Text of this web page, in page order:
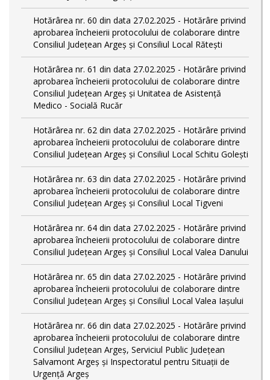
Hotărârea nr. 60 din data 27.02.2025 - Hotărâre privind
aprobarea încheierii protocolului de colaborare dintre
Consiliul Județean Argeș și Consiliul Local Rătești
Hotărârea nr. 61 din data 27.02.2025 - Hotărâre privind
aprobarea încheierii protocolului de colaborare dintre
Consiliul Județean Argeș și Unitatea de Asistență
Medico - Socială Rucăr
Hotărârea nr. 62 din data 27.02.2025 - Hotărâre privind
aprobarea încheierii protocolului de colaborare dintre
Consiliul Județean Argeș și Consiliul Local Schitu Golești
Hotărârea nr. 63 din data 27.02.2025 - Hotărâre privind
aprobarea încheierii protocolului de colaborare dintre
Consiliul Județean Argeș și Consiliul Local Tigveni
Hotărârea nr. 64 din data 27.02.2025 - Hotărâre privind
aprobarea încheierii protocolului de colaborare dintre
Consiliul Județean Argeș și Consiliul Local Valea Danului
Hotărârea nr. 65 din data 27.02.2025 - Hotărâre privind
aprobarea încheierii protocolului de colaborare dintre
Consiliul Județean Argeș și Consiliul Local Valea Iașului
Hotărârea nr. 66 din data 27.02.2025 - Hotărâre privind
aprobarea încheierii protocolului de colaborare dintre
Consiliul Județean Argeș, Serviciul Public Județean
Salvamont Argeș și Inspectoratul pentru Situații de
Urgență Argeș